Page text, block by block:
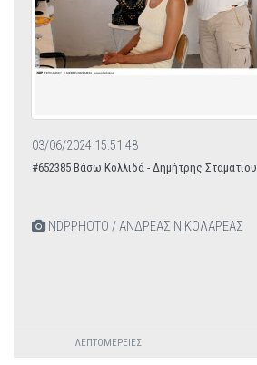
03/06/2024 15:51:48
#652385 Βάσω Κολλιδά - Δημήτρης Σταματίου
NDPPHOTO / ΑΝΔΡΕΑΣ ΝΙΚΟΛΑΡΕΑΣ
ΛΕΠΤΟΜΈΡΕΙΕΣ